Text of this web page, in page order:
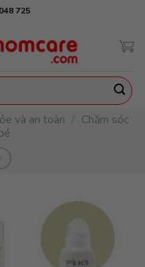
725
và an toàn / Chăm sóc